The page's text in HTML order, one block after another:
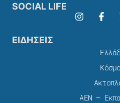
SOCIAL LIFE
ΕΙΔΗΣΕΙΣ
ΑΕΝ –